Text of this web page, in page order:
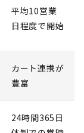
平均10営業
日程度で開始
カート連携が
豊富
24時間365日